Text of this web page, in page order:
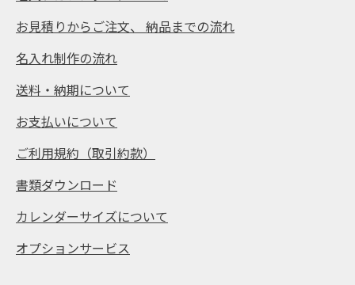
お見積りからご注文、 納品までの流れ
名入れ制作の流れ
送料・納期について
お支払いについて
ご利用規約（取引約款）
書類ダウンロード
カレンダーサイズについて
オプションサービス